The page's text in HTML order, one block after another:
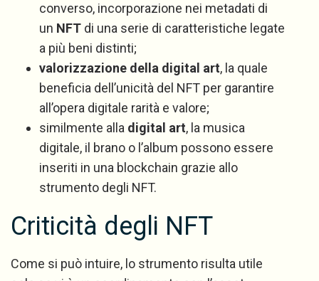
converso, incorporazione nei metadati di
un NFT di una serie di caratteristiche legate
a più beni distinti;
valorizzazione della digital art, la quale
beneficia dell’unicità del NFT per garantire
all’opera digitale rarità e valore;
similmente alla digital art, la musica
digitale, il brano o l’album possono essere
inseriti in una blockchain grazie allo
strumento degli NFT.
Criticità degli NFT
Come si può intuire, lo strumento risulta utile